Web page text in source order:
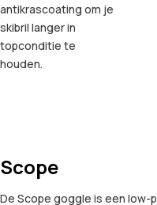
antikrascoating om je
skibril langer in
topconditie te
houden.
Scope
De Scope goggle is een low-